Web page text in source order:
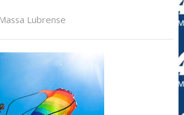
Massa Lubrense